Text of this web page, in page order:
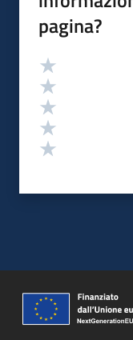
pagina?
Valutazione